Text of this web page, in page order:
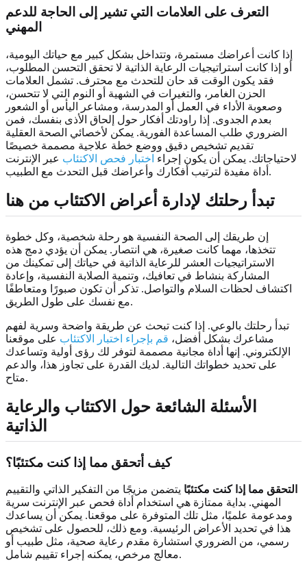
التعرف على العلامات التي تشير إلى الحاجة للدعم
المهني
إذا كانت أعراضك مستمرة، وتتداخل بشكل كبير مع حياتك اليومية،
أو إذا كانت استراتيجيات الرعاية الذاتية لا تحقق التحسن المطلوب،
فقد يكون الوقت قد حان للتحدث مع محترف. تشمل العلامات
الحزن الغامر، والتغيرات في الشهية أو النوم التي لا تتحسن،
وصعوبة الأداء في العمل أو المدرسة، ومشاعر اليأس أو الشعور
بعدم الجدوى. إذا راودتك أفكار حول إلحاق الأذى بنفسك، فمن
الضروري طلب المساعدة الفورية. يمكن لأخصائي الصحة العقلية
تقديم تشخيص دقيق ووضع خطة علاجية مصممة خصيصًا
لاحتياجاتك. يمكن أن يكون إجراء اختبار فحص الاكتئاب عبر الإنترنت
أداة مفيدة لترتيب أفكارك وأعراضك قبل التحدث مع الطبيب.
تبدأ رحلتك لإدارة أعراض الاكتئاب من هنا
إن طريقك إلى الصحة النفسية هو رحلة شخصية، وكل خطوة
تتخذها، مهما كانت صغيرة، هي انتصار. يمكن أن يؤدي دمج هذه
الاستراتيجيات العشر للرعاية الذاتية في حياتك إلى تمكينك من
المشاركة بنشاط في تعافيك، وتنمية الصلابة النفسية، وإعادة
اكتشاف لحظات السلام والتواصل. تذكر أن تكون صبورًا ومتعاطفًا
مع نفسك على طول الطريق.
تبدأ رحلتك بالوعي. إذا كنت تبحث عن طريقة واضحة وسرية لفهم
مشاعرك بشكل أفضل، قم بإجراء اختبار الاكتئاب على موقعنا
الإلكتروني. إنها أداة مجانية مصممة لتوفر لك رؤى أولية وتساعدك
على تحديد خطواتك التالية. لديك القدرة على تجاوز هذا، والدعم
متاح.
الأسئلة الشائعة حول الاكتئاب والرعاية
الذاتية
كيف أتحقق مما إذا كنت مكتئبًا؟
التحقق مما إذا كنت مكتئبًا يتضمن مزيجًا من التفكير الذاتي والتقييم
المهني. بداية ممتازة هي استخدام أداة فحص عبر الإنترنت سرية
ومدعومة علميًا، مثل تلك المتوفرة على موقعنا. يمكن أن يساعدك
هذا في تحديد الأعراض الرئيسية. ومع ذلك، للحصول على تشخيص
رسمي، من الضروري استشارة مقدم رعاية صحية، مثل طبيب أو
معالج مرخص، يمكنه إجراء تقييم شامل.